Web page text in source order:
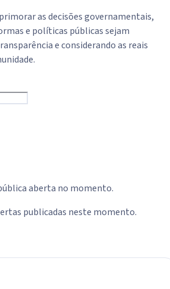
as decisões governamentais,
e políticas públicas sejam
e considerando as reais
aberta no momento.
publicadas neste momento.